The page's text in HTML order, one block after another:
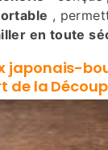
,
en toute
japonais-
de la